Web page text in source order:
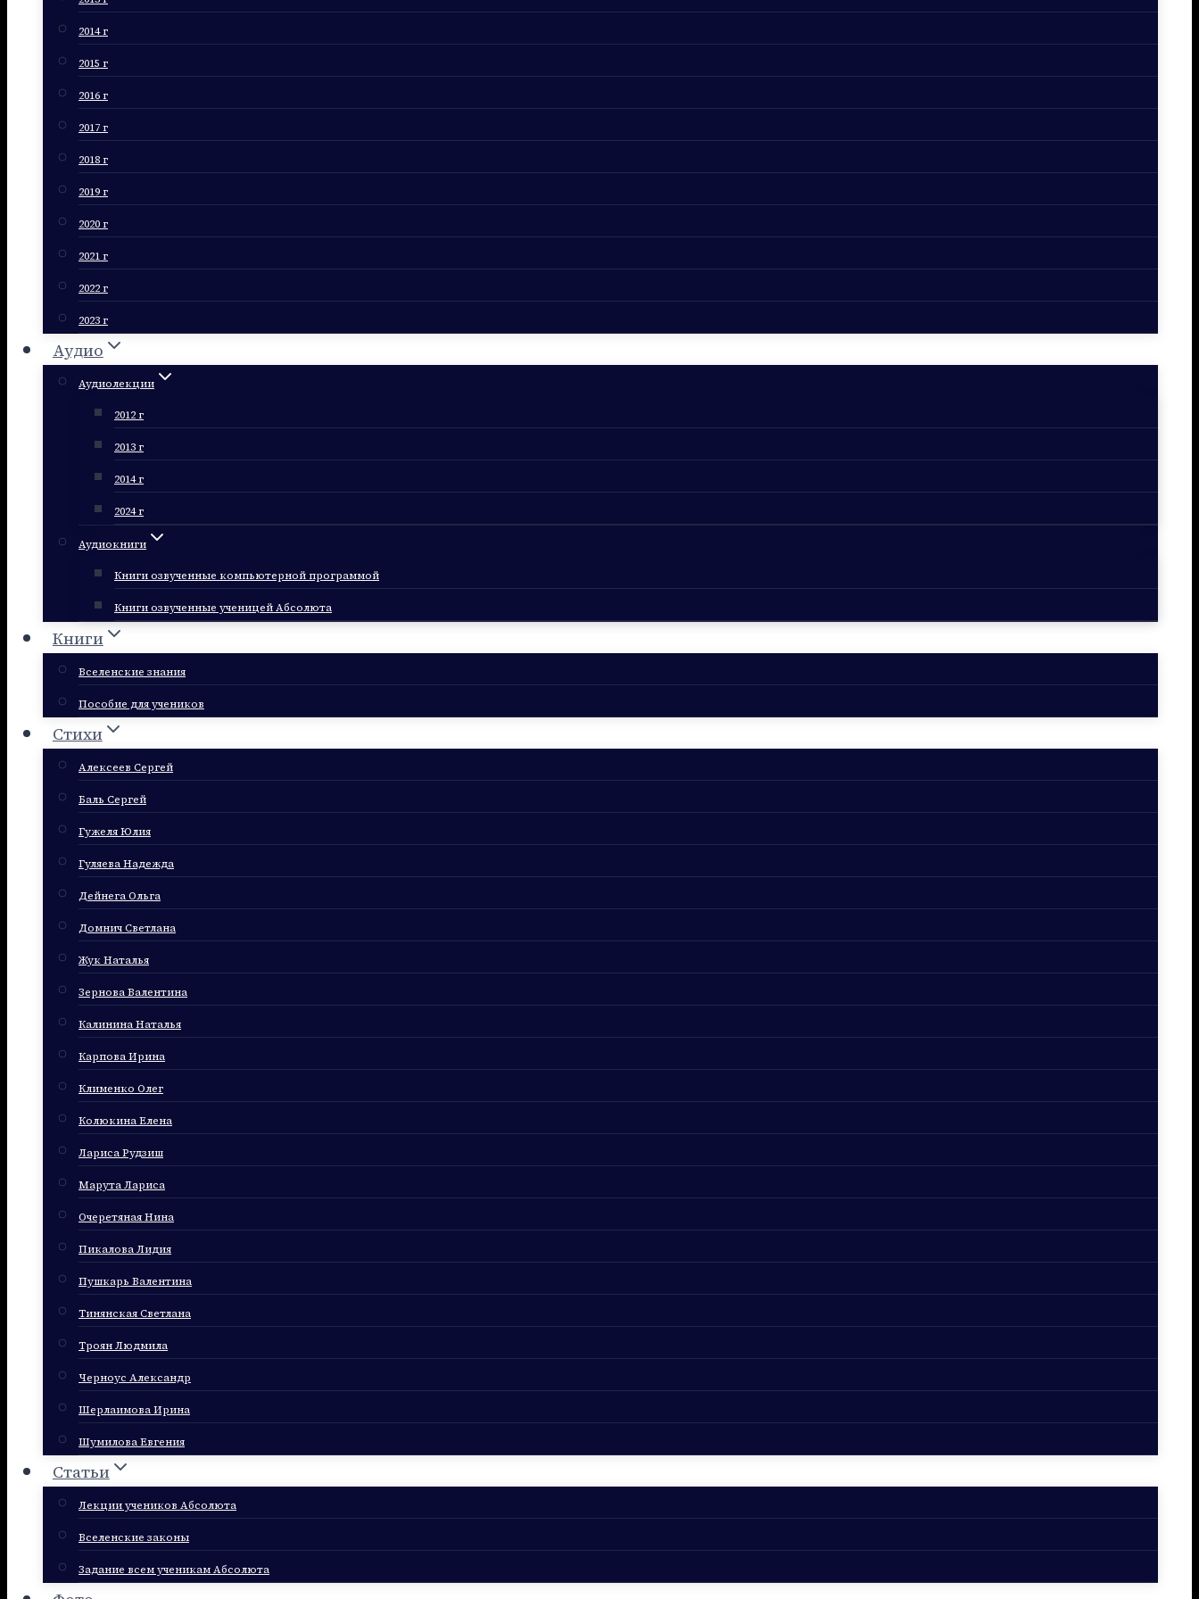
2014 г
2015 г
2016 г
2017 г
2018 г
2019 г
2020 г
2021 г
2022 г
2023 г
Аудио
Аудиолекции
2012 г
2013 г
2014 г
2024 г
Аудиокниги
Книги озвученные компьютерной программой
Книги озвученные ученицей Абсолюта
Книги
Вселенские знания
Пособие для учеников
Стихи
Алексеев Сергей
Баль Сергей
Гужеля Юлия
Гуляева Надежда
Дейнега Ольга
Домнич Светлана
Жук Наталья
Зернова Валентина
Калинина Наталья
Карпова Ирина
Клименко Олег
Колюкина Елена
Лариса Рудзиш
Марута Лариса
Очеретяная Нина
Пикалова Лидия
Пушкарь Валентина
Тинянская Светлана
Троян Людмила
Черноус Александр
Шерлаимова Ирина
Шумилова Евгения
Статьи
Лекции учеников Абсолюта
Вселенские законы
Задание всем ученикам Абсолюта